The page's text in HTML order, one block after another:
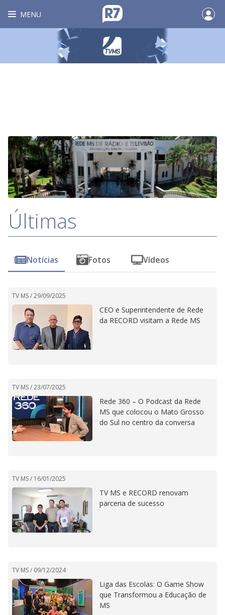
MENU
Últimas
Notícias Fotos Vídeos
TV MS /29/09/2025
CEO e Superintendente de Rede
da RECORD visitam a Rede MS
TV MS /23/07/2025
Rede 360 – O Podcast da Rede
MS que colocou o Mato Grosso
do Sul no centro da conversa
TV MS / 16/01/2025
TV MS e RECORD renovam
parceria de sucesso
TV MS / 09/12/2024
Liga das Escolas: O Game Show
que Transformou a Educação de
MS